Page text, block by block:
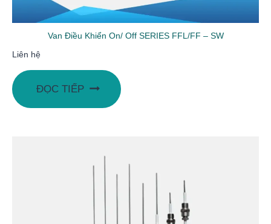
Van Điều Khiển On/ Off SERIES FFL/FF – SW
Liên hệ
ĐỌC TIẾP